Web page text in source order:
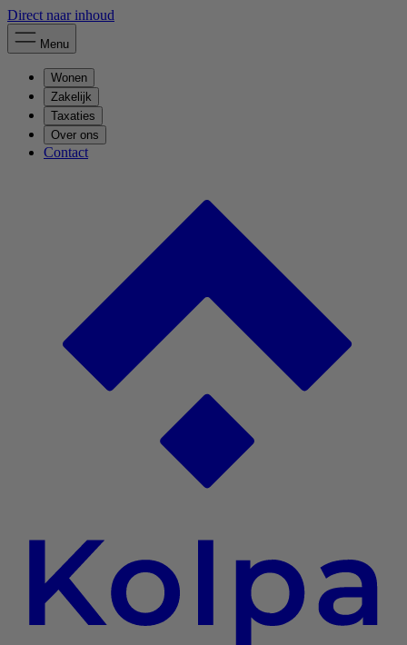
Direct naar inhoud
Menu
Wonen
Zakelijk
Taxaties
Over ons
Contact